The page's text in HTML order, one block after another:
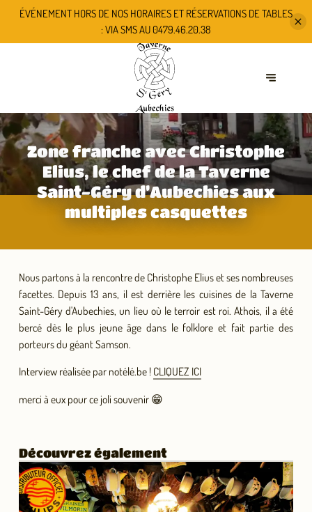
ÉVÉNEMENT HORS DE NOS HORAIRES ET RÉSERVATIONS DE TABLES
: VIASMS AU 0479.46.20.38
Zone franche avec Christophe
Elius, le chef de la Taverne
Saint-Géry d’Aubechies aux
multiples casquettes
Nous partons à la rencontre de Christophe Elius et ses nombreuses
facettes. Depuis 13 ans, il est derrière les cuisines de la Taverne
Saint-Géry d'Aubechies, un lieu où le terroir est roi. Athois, il a été
bercé dès le plus jeune âge dans le folklore et fait partie des
porteurs du géant Samson.
Interview réalisée par notélé.be ! CLIQUEZ ICI
merci à eux pour ce joli souvenir 😁
Découvrez également